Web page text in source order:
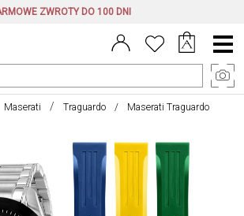
ZWROTY DO 100 DNI
Menu
główne
Maserati Traguardo Maserati Traguardo